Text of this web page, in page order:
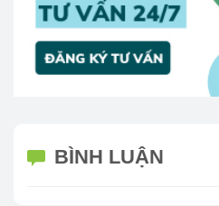
BÌNH LUẬN